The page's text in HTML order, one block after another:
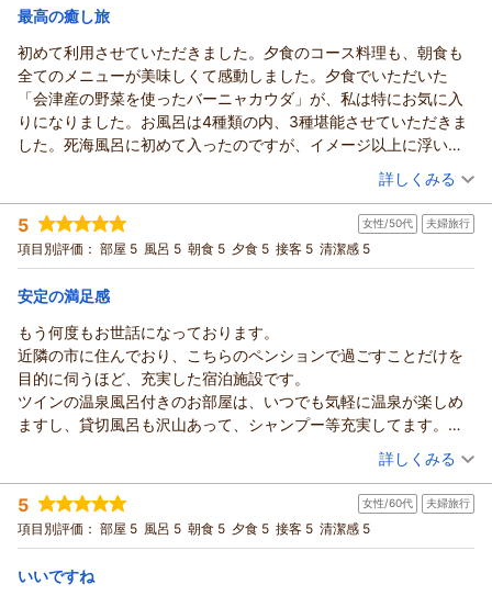
も元気で」とのお言葉を励みに、これからも皆様に楽しい時間
ます。また会津へお越しの際には、ぜひお立ち寄りくださいま
せ。来年もお会いできますことを、スタッフ一同楽しみにして
おります。ありがとうございました。
（返信日：2026/08/08）
宿泊価格帯： 18,001～19,000円(大人一人あたり/税込)
ヒーリングイン ホワイトペンションからの返信
★明石家まぐろ様
この度は初めてのご宿泊に当館をお選びいただき、また温かい
口コミをご投稿いただき誠にありがとうございました。お風呂
巡りを楽しみにお越しいただけたこと、大変嬉しく思います。
また、お部屋から貸切風呂の利用状況をご確認いただける仕組
みがお役に立てたようで安心いたしました。お食事につきまし
ても、お褒めのお言葉をいただきありがとうございます。地元
の食材を取り入れながら、一品一品心を込めてお作りしており
ますので、そのように感じていただけたことはとても嬉しいで
す。「また利用したい」とのお言葉は、私どもにとって一番の
事をお楽しみいただき、心安らぐひとときをお過ごしいただけ
ますよう努めてまいります。またお近くへお越しの際には、ぜ
ひお立ち寄りくださいませ。お会いできます日を心よりお待ち
しております。ありがとうございました。
（返信日：2026/07/23）
最高の癒し旅
初めて利用させていただきました。夕食のコース料理も、朝食も
全てのメニューが美味しくて感動しました。夕食でいただいた
「会津産の野菜を使ったバーニャカウダ」が、私は特にお気に入
りになりました。お風呂は4種類の内、3種堪能させていただきま
した。死海風呂に初めて入ったのですが、イメージ以上に浮いて
楽しく入浴できました。岩盤浴付きのプランで予約したので、い
っぱい汗をかいてデトックスとリラックスができて最高の休日を
過ごすことができました。サービスも至れり尽くせりで大満足で
す。今度は冬に訪れたいと思います。
（投稿日：2026/07/19）
宿泊時期： 2026年07月宿泊 (家族旅行)
投稿者： リキオさん
宿泊プラン： 【GW・連休】二人で一緒にデトックス！身体の芯から温まる
岩盤浴１時間付
ツイン 朝・夕
宿泊価格帯： 20,001～21,000円(大人一人あたり/税込)
ヒーリングイン ホワイトペンションからの返信
★リキオ様
このたびは数ある宿の中から当館をご利用いただき、また心温
まるご感想をお寄せいただきまして誠にありがとうございまし
た。ご夕食のコース料理や朝食を「全て美味しかった」とのお
言葉をいただき、大変嬉しく思っております。特に会津産の野
菜を使ったバーニャカウダをお気に召していただけたとのこ
と、地元の食材を活かしたお料理を大切にしておりますので良
かったです。また、4種類のお風呂のうち3種類をご満喫いただ
き、初めての死海風呂もお楽しみいただけたようで安心いたし
ました。浮遊感ならではの不思議な感覚を体験していただけた
詳しくみる
5 女性/50代 夫婦旅行
項目別評価： 部屋 5 風呂 5 朝食 5 夕食 5 接客 5 清潔感 5
安定の満足感
もう何度もお世話になっております。
近隣の市に住んでおり、こちらのペンションで過ごすことだけを
目的に伺うほど、充実した宿泊施設です。
ツインの温泉風呂付きのお部屋は、いつでも気軽に温泉が楽しめ
ますし、貸切風呂も沢山あって、シャンプー等充実してます。
お料理は朝夕共、毎回ほぼ同様の内容ですが、どのお料理も美味
しく、毎回満足感が高いです。特に夕食のパスタ入りアクアパッ
ツァとお肉、朝食のハンバーガーが出てくると、ホワイトペンシ
ョンさんに来た感が高まります。お部屋に用意されたプリンも美
味いですので、ぜひ忘れずに食べてください。
り、マッサージ等のリラクゼーション機器、コーヒーやお菓子コ
（投稿日：2026/07/19）
宿泊時期： 2026年06月宿泊 (夫婦旅行)
投稿者： こももさん
宿泊プラン： 【福島県「また来て。」割対象プラン】1泊２食基本プラン♪無
料貸切風呂とイタリアンのフルコース♪
ツイン 朝・夕
宿泊価格帯：
詳しくみる
5 女性/60代 夫婦旅行
項目別評価： 部屋 5 風呂 5 朝食 5 夕食 5 接客 5 清潔感 5
いいですね